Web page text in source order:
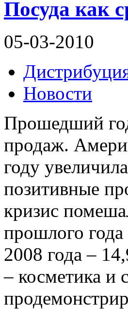
Посуда как
05-03-2010
Новости
Прошедший
продаж.
году
позитивные
кризис
прошлого
2008 года –
– косметика и